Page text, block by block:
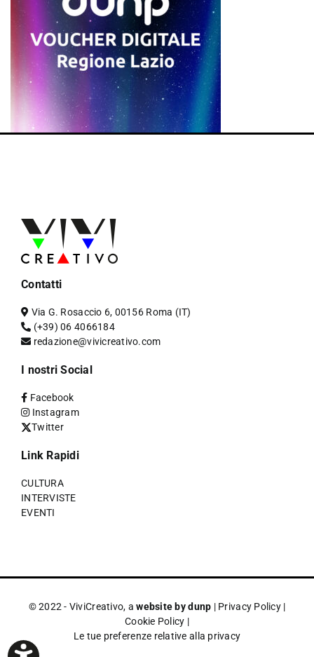
Contatti
Via G. Rosaccio 6, 00156 Roma (IT)
(+39) 06 4066184
redazione@vivicreativo.com
I nostri Social
Facebook
Instagram
Twitter
Link Rapidi
CULTURA
INTERVISTE
EVENTI
© 2022 - ViviCreativo, awebsite by dunp | Privacy Policy|
Cookie Policy |
Le tue preferenze relative alla privacy